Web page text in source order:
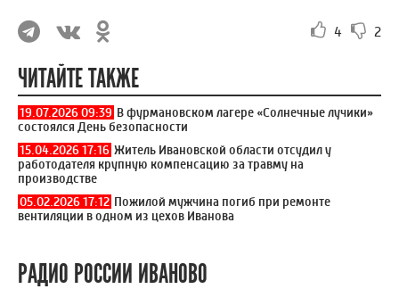
4 2
ЧИТАЙТЕ ТАКЖЕ
19.07.2026 09:39 В фурмановском лагере «Солнечные лучики»
состоялся День безопасности
15.04.2026 17:16 Житель Ивановской области отсудил у
работодателя крупную компенсацию за травму на
производстве
05.02.2026 17:12 Пожилой мужчина погиб при ремонте
вентиляции в одном из цехов Иванова
РАДИО РОССИИ ИВАНОВО